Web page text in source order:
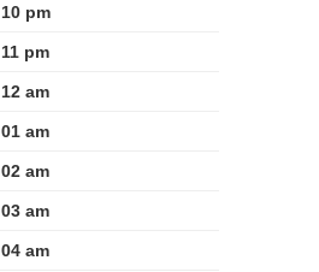
10 pm
11 pm
12 am
01 am
02 am
03 am
04 am